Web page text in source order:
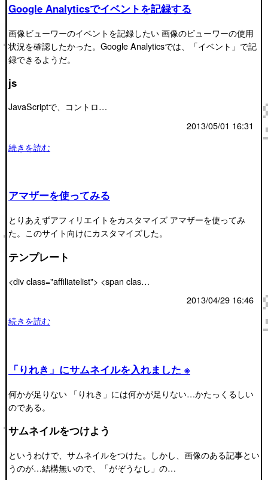
Google Analyticsでイベントを記録する
画像ビューワーのイベントを記録したい 画像のビューワーの使用
状況を確認したかった。Google Analyticsでは、「イベント」で記
録できるようだ。
js
JavaScriptで、コントロ…
2013/05/01 16:31
続きを読む
アマザーを使ってみる
とりあえずアフィリエイトをカスタマイズ アマザーを使ってみ
た。このサイト向けにカスタマイズした。
テンプレート
<div class="affiliatelist"> <span clas…
2013/04/29 16:46
続きを読む
「りれき」にサムネイルを入れました ※
何かが足りない 「りれき」には何かが足りない…かたっくるしい
のである。
サムネイルをつけよう
というわけで、サムネイルをつけた。しかし、画像のある記事とい
うのが…結構無いので、「がぞうなし」の…